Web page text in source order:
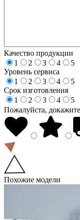
Качество продукции
1
2 3 4
5
Уровень сервиса
1
2 3 4
5
Срок изготовления
1
2 3 4
5
Пожалуйста,
Похожие модели